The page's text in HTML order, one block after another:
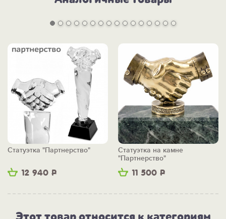
12 940 Р
Статуэтка "Партнерство"
11 500 Р
Статуэтка на камне
"Партнерство"